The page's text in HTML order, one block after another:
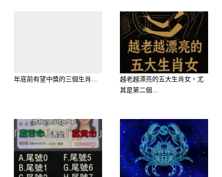
幻想會發生噴發式膨脹。
大師解析：「妳一沉穩，磁場就定」。
只要有人為她編織一場極致浪漫的邂
逅，她就會發生「誤以為遇到了命中注
蹟。「妳一清透，視野就開」。她會發
生「飛蛾撲火、甚至自欺欺人地同時愛
上兩個人」的大事，沉溺在情傷與激情
的漩渦中無法自拔！
年底前有望中獎的三個生肖...
越老越漂亮的五大生肖女，尤
其是第二個...